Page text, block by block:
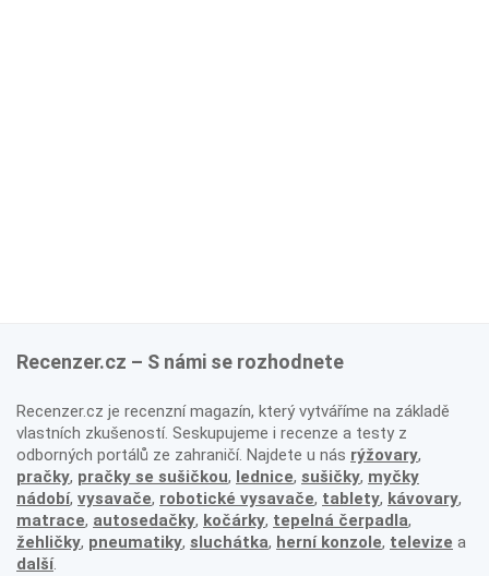
Recenzer.cz – S námi se rozhodnete
Recenzer.cz je recenzní magazín, který vytváříme na základě
vlastních zkušeností. Seskupujeme i recenze a testy z
odborných portálů ze zahraničí. Najdete u nás rýžovary,
pračky, pračky se sušičkou, lednice, sušičky, myčky
nádobí, vysavače, robotické vysavače, tablety, kávovary,
matrace, autosedačky, kočárky, tepelná čerpadla,
žehličky, pneumatiky, sluchátka, herní konzole, televize a
další.